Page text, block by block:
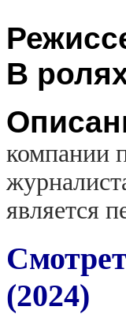
В
компании
является
(2024)